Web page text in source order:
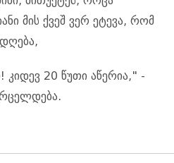
მის ქვეშ ვერ ეტევა, რომ
კიდევ 20 წუთი აწერია," -